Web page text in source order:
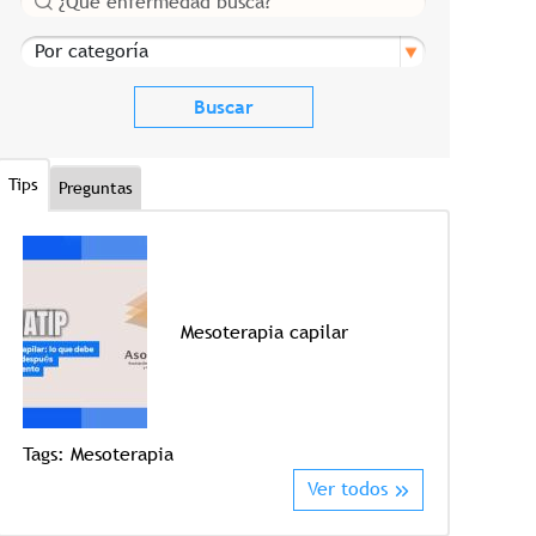
Por categoría
Tips Preguntas
Mesoterapia capilar
Tags: Mesoterapia
Ver todos